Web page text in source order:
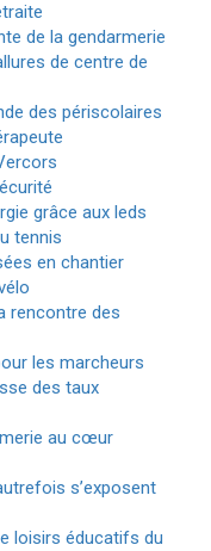
de la gendarmerie
de centre de
des périscolaires
grâce aux leds
tennis
en chantier
rencontre des
les marcheurs
des taux
au cœur
s’exposent
loisirs éducatifs du